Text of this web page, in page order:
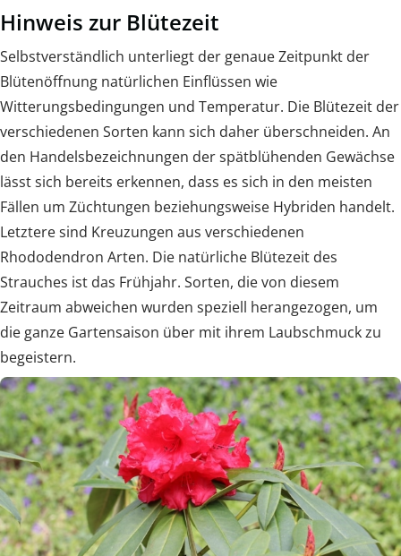
Hinweis zur Blütezeit
Selbstverständlich unterliegt der genaue Zeitpunkt der
Blütenöffnung natürlichen Einflüssen wie
Witterungsbedingungen und Temperatur. Die Blütezeit der
verschiedenen Sorten kann sich daher überschneiden. An
den Handelsbezeichnungen der spätblühenden Gewächse
lässt sich bereits erkennen, dass es sich in den meisten
Fällen um Züchtungen beziehungsweise Hybriden handelt.
Letztere sind Kreuzungen aus verschiedenen
Rhododendron Arten. Die natürliche Blütezeit des
Strauches ist das Frühjahr. Sorten, die von diesem
Zeitraum abweichen wurden speziell herangezogen, um
die ganze Gartensaison über mit ihrem Laubschmuck zu
begeistern.